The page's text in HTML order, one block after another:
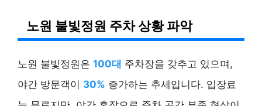
노원 불빛정원 주차 상황 파악
노원 불빛정원은 100대 주차장을 갖추고 있으며,
야간 방문객이 30% 증가하는 추세입니다. 입장료